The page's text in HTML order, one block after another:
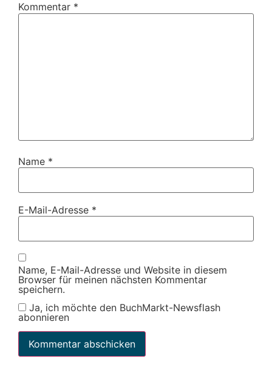
Kommentar *
Name *
E-Mail-Adresse *
Name, E-Mail-Adresse und Website in diesem
Browser für meinen nächsten Kommentar
speichern.
Ja, ich möchte den BuchMarkt-Newsflash
abonnieren